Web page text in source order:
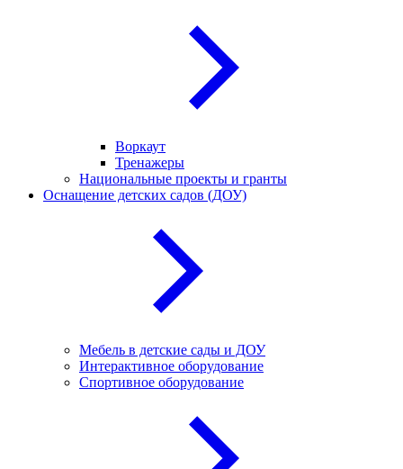
Воркаут
Тренажеры
Национальные проекты и гранты
Оснащение детских садов (ДОУ)
Мебель в детские сады и ДОУ
Интерактивное оборудование
Спортивное оборудование